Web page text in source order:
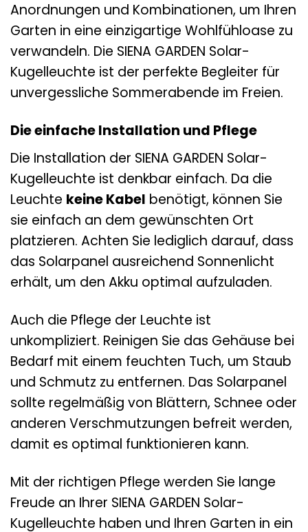
Anordnungen und Kombinationen, um Ihren
Garten in eine einzigartige Wohlfühloase zu
verwandeln. Die SIENA GARDEN Solar-
Kugelleuchte ist der perfekte Begleiter für
unvergessliche Sommerabende im Freien.
Die einfache Installation und Pflege
Die Installation der SIENA GARDEN Solar-
Kugelleuchte ist denkbar einfach. Da die
Leuchte keine Kabel benötigt, können Sie
sie einfach an dem gewünschten Ort
platzieren. Achten Sie lediglich darauf, dass
das Solarpanel ausreichend Sonnenlicht
erhält, um den Akku optimal aufzuladen.
Auch die Pflege der Leuchte ist
unkompliziert. Reinigen Sie das Gehäuse bei
Bedarf mit einem feuchten Tuch, um Staub
und Schmutz zu entfernen. Das Solarpanel
sollte regelmäßig von Blättern, Schnee oder
anderen Verschmutzungen befreit werden,
damit es optimal funktionieren kann.
Mit der richtigen Pflege werden Sie lange
Freude an Ihrer SIENA GARDEN Solar-
Kugelleuchte haben und Ihren Garten in ein